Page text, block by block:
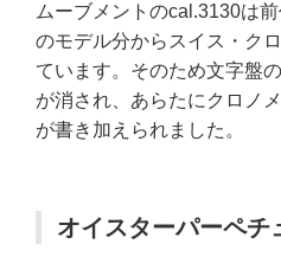
ムーブメントのcal.3130は
のモデル分からスイス・ク
ています。そのため文字盤
が消され、あらたにクロノ
が書き加えられました。
オイスターパーペチ